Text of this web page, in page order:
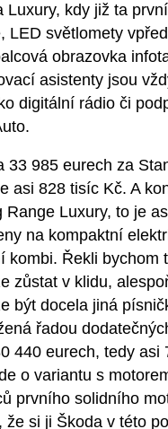
Luxury, kdy již ta
LED světlomety
obrazovka
asistenty jsou
digitální rádio či
33 985 eurech za
asi 828 tisíc Kč. A
Range Luxury, to je
na kompaktní
kombi. Řekli bychom
zůstat v klidu,
být docela jiná
řadou
440 eurech, tedy asi
o variantu s
prvního solidního
že si ji Škoda v této